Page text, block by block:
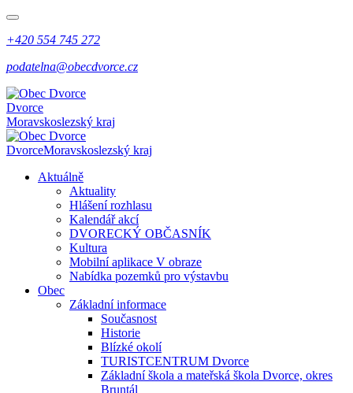
+420 554 745 272
podatelna@obecdvorce.cz
Dvorce
Moravskoslezský kraj
DvorceMoravskoslezský kraj
Aktuálně
Aktuality
Hlášení rozhlasu
Kalendář akcí
DVORECKÝ OBČASNÍK
Kultura
Mobilní aplikace V obraze
Nabídka pozemků pro výstavbu
Obec
Základní informace
Současnost
Historie
Blízké okolí
TURISTCENTRUM Dvorce
Základní škola a mateřská škola Dvorce, okres
Bruntál